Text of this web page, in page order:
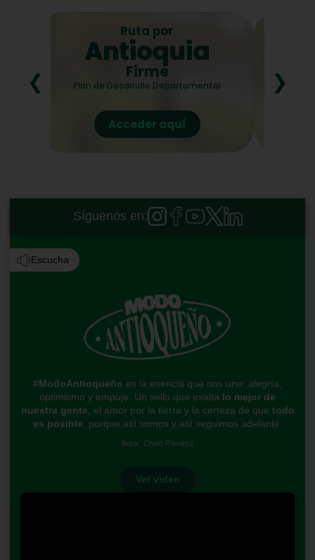
❮
Ruta por
Antioquia
Firme
Plan de Desarrollo Departamental
Acceder aquí
❯
Síguenos en:
Escucha
#ModoAntioqueño es la esencia que nos une: alegría,
optimismo y empuje. Un sello que exalta lo mejor de
nuestra gente , el amor por la tierra y la certeza de que todo
es posible , porque así somos y así seguimos adelante.
Autor: Chelo Ramirez
Ver video